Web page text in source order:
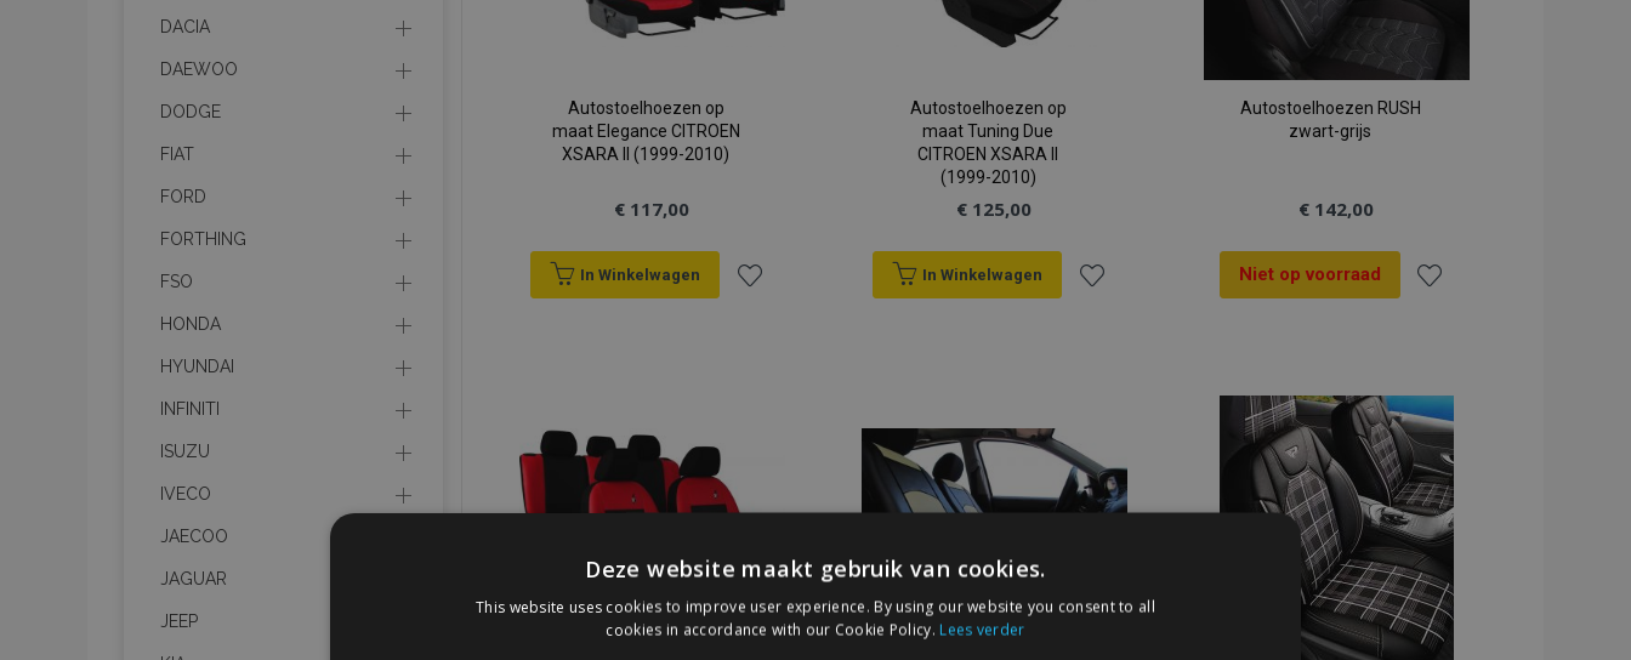
Autostoelhoezen op
maat Elegance CITROEN
XSARA II (1999-2010)
€ 117,00
In Winkelwagen
Autostoelhoezen op
maat Tuning Due
CITROEN XSARA II
(1999-2010)
€ 125,00
In Winkelwagen
verlanglijst
Autostoelhoezen RUSH
zwart-grijs
€ 142,00
Niet op voorraad
aan
verlanglijst
DACIA
DAEWOO
DODGE
FIAT
FORD
FORTHING
FSO
HONDA
HYUNDAI
INFINITI
ISUZU
IVECO
JAECOO
JAGUAR
JEEP
Deze website maakt gebruik van cookies.
This website uses cookies to improve user experience. By using our website you consent to all
cookies in accordance with our Cookie Policy. Lees verder